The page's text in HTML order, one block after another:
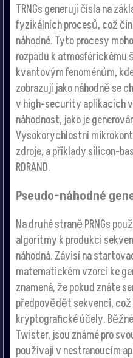
TRNGs generují čísla na
fyzikálních procesů, což
náhodné. Tyto procesy
rozpadu k atmosférickému
kvantovým fenoménům,
zobrazují jako náhodně se
v high-security aplikacích
náhodnost, jako je
Vysokorychlostní
zdroje, a příklady silicon-
RDRAND.
Pseudo-náhodné
Na druhé straně PRNGs
algoritmy k produkci
náhodná. Závisí na
matematickém vzorci ke
znamená, že pokud znáte
předpovědět sekvenci, což
kryptografické účely. Běžné
Twister, jsou známé pro
používají v nestranoucím